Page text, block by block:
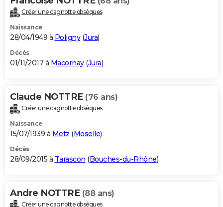
Créer une cagnotte obsèques
Naissance
28/04/1949 à Poligny(Jura)
Décès
01/11/2017 à Macornay(Jura)
Claude NOTTRE (76 ans)
Créer une cagnotte obsèques
Naissance
15/07/1939 à Metz (Moselle)
Décès
28/09/2015 à Tarascon (Bouches-du-Rhône)
Andre NOTTRE (88 ans)
Créer une cagnotte obsèques